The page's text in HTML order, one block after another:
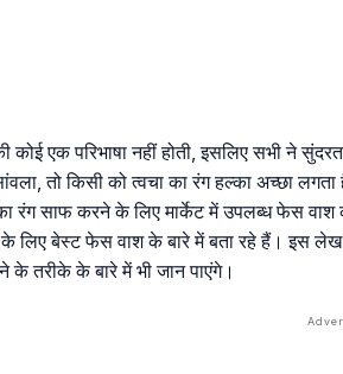
कोई एक परिभाषा नहीं होती, इसलिए सभी ने
तो किसी को त्वचा का रंग हल्का अच्छा
रंग साफ करने के लिए मार्केट में उपलब्ध फेस
लिए बेस्ट फेस वाश के बारे में बता रहे हैं। इस
के तरीके के बारे में भी जान पाएंगे।